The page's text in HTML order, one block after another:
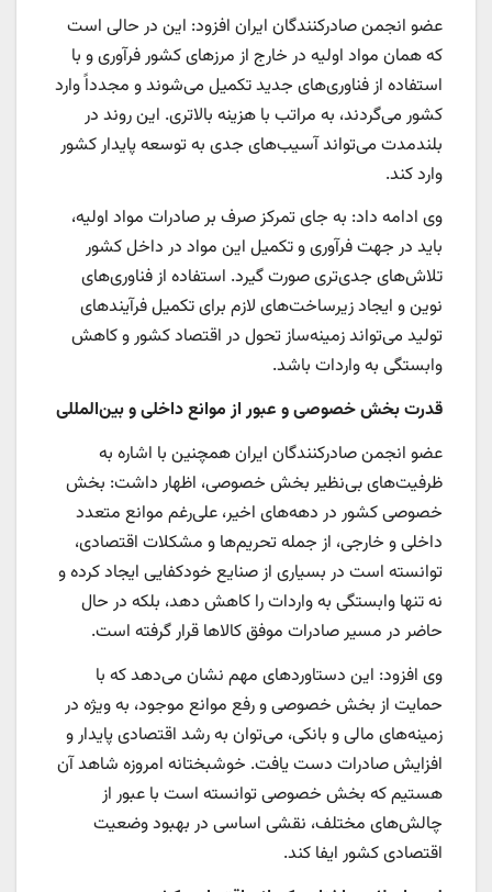
عضو انجمن صادرکنندگان ایران افزود: این در حالی است
که همان مواد اولیه در خارج از مرزهای کشور فرآوری و با
استفاده از فناوری‌های جدید تکمیل می‌شوند و مجدداً وارد
کشور می‌گردند، به مراتب با هزینه بالاتری. این روند در
بلندمدت می‌تواند آسیب‌های جدی به توسعه پایدار کشور
وارد کند.
وی ادامه داد: به جای تمرکز صرف بر صادرات مواد اولیه،
باید در جهت فرآوری و تکمیل این مواد در داخل کشور
تلاش‌های جدی‌تری صورت گیرد. استفاده از فناوری‌های
نوین و ایجاد زیرساخت‌های لازم برای تکمیل فرآیندهای
تولید می‌تواند زمینه‌ساز تحول در اقتصاد کشور و کاهش
وابستگی به واردات باشد.
قدرت بخش خصوصی و عبور از موانع داخلی و بین‌المللی
عضو انجمن صادرکنندگان ایران همچنین با اشاره به
ظرفیت‌های بی‌نظیر بخش خصوصی، اظهار داشت: بخش
خصوصی کشور در دهه‌های اخیر، علی‌رغم موانع متعدد
داخلی و خارجی، از جمله تحریم‌ها و مشکلات اقتصادی،
توانسته است در بسیاری از صنایع خودکفایی ایجاد کرده و
نه تنها وابستگی به واردات را کاهش دهد، بلکه در حال
حاضر در مسیر صادرات موفق کالاها قرار گرفته است.
وی افزود: این دستاوردهای مهم نشان می‌دهد که با
حمایت از بخش خصوصی و رفع موانع موجود، به ویژه در
زمینه‌های مالی و بانکی، می‌توان به رشد اقتصادی پایدار و
افزایش صادرات دست یافت. خوشبختانه امروزه شاهد آن
هستیم که بخش خصوصی توانسته است با عبور از
چالش‌های مختلف، نقشی اساسی در بهبود وضعیت
اقتصادی کشور ایفا کند.